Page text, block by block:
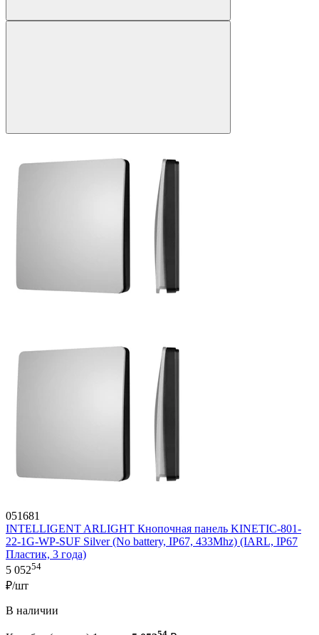
051681
INTELLIGENT ARLIGHT Кнопочная панель KINETIC-801-
22-1G-WP-SUF Silver (No battery, IP67, 433Mhz) (IARL, IP67
Пластик, 3 года)
5 05254
₽/шт
В наличии